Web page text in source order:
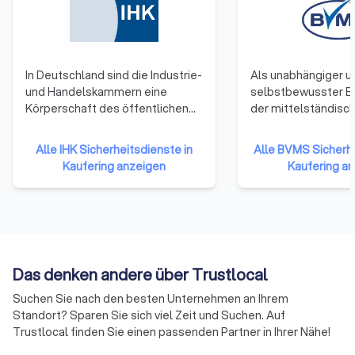
In Deutschland sind die Industrie-
und Handelskammern eine
Körperschaft des öffentlichen
Unternehmen einer Region. Alle
Gewerbetreibenden und
Unternehmen mit Ausnahme
reiner Handwerksunternehmen,
an.
Alle IHK Sicherheitsdienste in
Kaufering anzeigen
Als unabhängiger
selbstbewusster
der
Deutschland
unserer Gründung
erfolgreich
und wirtschaftliche
maßgeblich
sorgen für
Lösungsansätze
kritischen und
Alle BVMS
Kaufering
Das denken andere über Trustlocal
Suchen Sie nach den besten Unternehmen an Ihrem
Standort? Sparen Sie sich viel Zeit und Suchen. Auf
Trustlocal finden Sie einen passenden Partner in Ihrer Nähe!